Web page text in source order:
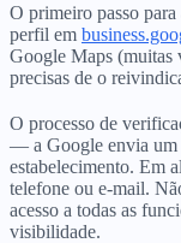
O primeiro passo para
perfil em
Google Maps (muitas
precisas de o
O processo de
— a Google envia um
estabelecimento. Em
telefone ou e-mail.
acesso a todas as
visibilidade.